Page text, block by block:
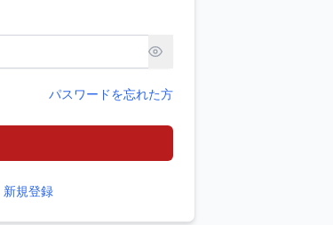
パスワードを忘れた方
新規登録